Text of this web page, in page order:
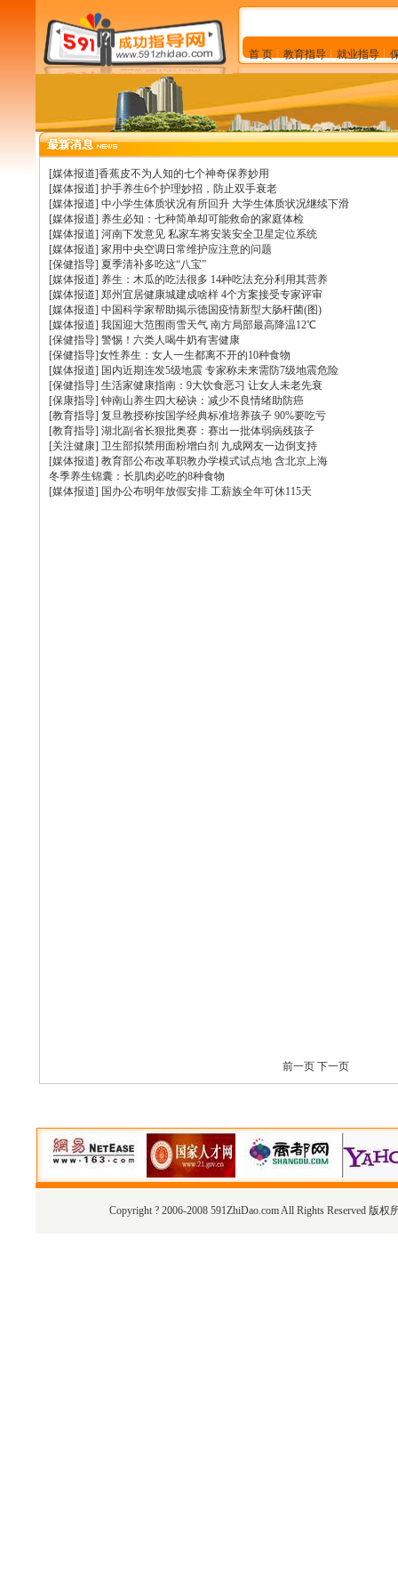
[媒体报道]香蕉皮不为人知的七个神奇保养妙用
[媒体报道] 护手养生6个护理妙招，防止双手衰老
[媒体报道] 中小学生体质状况有所回升 大学生体质状况继续下滑
[媒体报道] 养生必知：七种简单却可能救命的家庭体检
[媒体报道] 河南下发意见 私家车将安装安全卫星定位系统
[媒体报道] 家用中央空调日常维护应注意的问题
[保健指导] 夏季清补多吃这“八宝”
[媒体报道] 养生：木瓜的吃法很多 14种吃法充分利用其营养
[媒体报道] 郑州宜居健康城建成啥样 4个方案接受专家评审
[媒体报道] 中国科学家帮助揭示德国疫情新型大肠杆菌(图)
[媒体报道] 我国迎大范围雨雪天气 南方局部最高降温12℃
[保健指导] 警惕！六类人喝牛奶有害健康
[保健指导]女性养生：女人一生都离不开的10种食物
[媒体报道] 国内近期连发5级地震 专家称未来需防7级地震危险
[保健指导] 生活家健康指南：9大饮食恶习 让女人未老先衰
[保康指导] 钟南山养生四大秘诀：减少不良情绪助防癌
[教育指导] 复旦教授称按国学经典标准培养孩子 90%要吃亏
[教育指导] 湖北副省长狠批奥赛：赛出一批体弱病残孩子
[关注健康] 卫生部拟禁用面粉增白剂 九成网友一边倒支持
[媒体报道] 教育部公布改革职教办学模式试点地 含北京上海
冬季养生锦囊：长肌肉必吃的8种食物
[媒体报道] 国办公布明年放假安排 工薪族全年可休115天
前一页 下一页